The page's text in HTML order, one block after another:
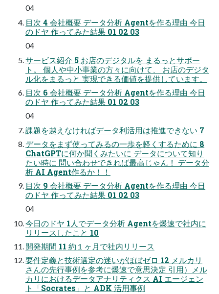
04
目次 4 会社概要 データ分析 Agentを作る理由 今日
のドヤ 作ってみた結果 01 02 03
04
サービス紹介 5 お店のデジタルを まるっとサポー
ト。 個人や中小事業の方々に向けて、 お店のデジタ
ル化をまるっと 実現できる価値を提供しています。
目次 6 会社概要 データ分析 Agentを作る理由 今日
のドヤ 作ってみた結果 01 02 03
04
課題を越えなければデータ利活用は推進できない 7
データをまず使ってみるの一歩を軽くするために 8
ChatGPTに何か聞くみたいに データについて知り
たい時に 問い合わせできれば最高じゃん！ データ分
析 AI Agent作るか！！
目次 9 会社概要 データ分析 Agentを作る理由 今日
のドヤ 作ってみた結果 01 02 03
04
今日のドヤ 1人でデータ分析 Agentを爆速で社内に
リリースしたこと 10
開発期間 11 約１ヶ月で社内リリース
要件定義と技術選定の迷いがほぼゼロ 12 メルカリ
さんの先行事例を参考に爆速で意思決定 引用）メル
カリにおけるデータアナリティクス AI エージェン
ト「Socrates」と ADK 活用事例